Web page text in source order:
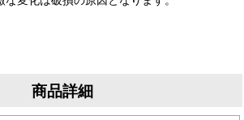
商品詳細